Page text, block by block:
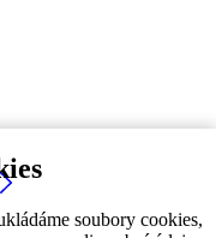
soubory cookies,